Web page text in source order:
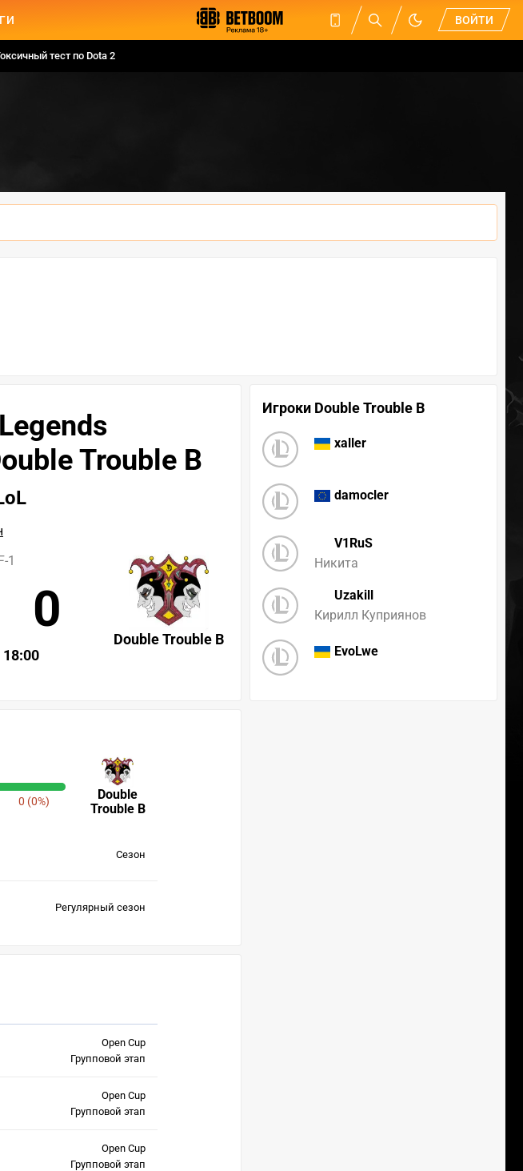
ВОЙТИ
тест по Dota 2
Игроки Double Trouble B
xaller
damocler
V1RuS
Никита
Uzakill
Кирилл Куприянов
EvoLwe
Trouble B
Double Trouble B
1
0
18:00
Double
Trouble B
0 (0%)
Сезон
Регулярный сезон
Open Cup
Групповой этап
Open Cup
Групповой этап
Open Cup
Групповой этап